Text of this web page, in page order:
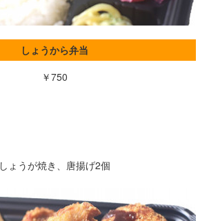
しょうから弁当
￥750
しょうが焼き、唐揚げ2個